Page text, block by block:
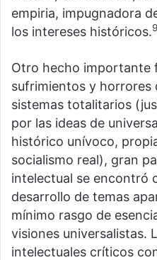
empiria, impugnadora
los intereses históricos.9
Otro hecho importante
sufrimientos y horrores
sistemas totalitarios
por las ideas de
histórico unívoco,
socialismo real), gran
intelectual se encontró
desarrollo de temas
mínimo rasgo de
visiones universalistas.
intelectuales críticos